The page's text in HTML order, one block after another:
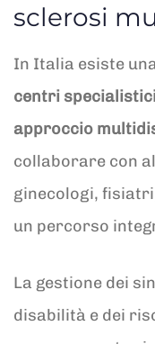
sclerosi
In Italia esiste
centri
approccio
collaborare con
ginecologi,
un percorso
La gestione dei
disabilità e dei